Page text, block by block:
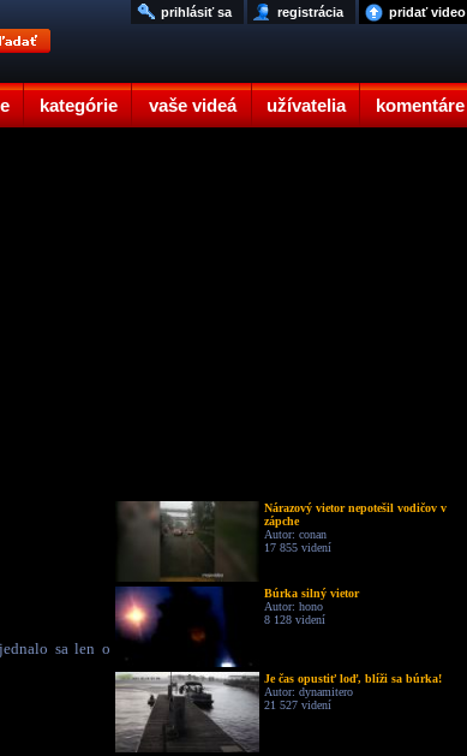
kategórie vaše videá užívatelia komentáre
pridať video
registrácia
prihlásiť sa
sa len o
Nárazový vietor nepotešil vodičov v
zápche
Autor: conan
17 855 videní
Búrka silný vietor
Autor: hono
8 128 videní
Je čas opustiť loď, blíži sa búrka!
Autor: dynamitero
21 527 videní